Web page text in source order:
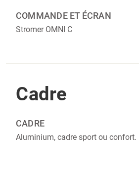
COMMANDE ET ÉCRAN
Stromer OMNI C
Cadre
CADRE‎‎
Aluminium, cadre sport ou confort.